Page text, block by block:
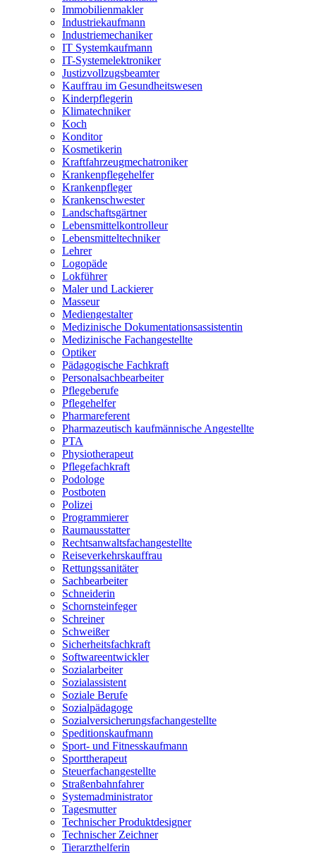
Immobilienmakler
Industriekaufmann
Industriemechaniker
IT Systemkaufmann
IT-Systemelektroniker
Justizvollzugsbeamter
Kauffrau im Gesundheitswesen
Kinderpflegerin
Klimatechniker
Koch
Konditor
Kosmetikerin
Kraftfahrzeugmechatroniker
Krankenpflegehelfer
Krankenpfleger
Krankenschwester
Landschaftsgärtner
Lebensmittelkontrolleur
Lebensmitteltechniker
Lehrer
Logopäde
Lokführer
Maler und Lackierer
Masseur
Mediengestalter
Medizinische Dokumentationsassistentin
Medizinische Fachangestellte
Optiker
Pädagogische Fachkraft
Personalsachbearbeiter
Pflegeberufe
Pflegehelfer
Pharmareferent
Pharmazeutisch kaufmännische Angestellte
PTA
Physiotherapeut
Pflegefachkraft
Podologe
Postboten
Polizei
Programmierer
Raumausstatter
Rechtsanwaltsfachangestellte
Reiseverkehrskauffrau
Rettungssanitäter
Sachbearbeiter
Schneiderin
Schornsteinfeger
Schreiner
Schweißer
Sicherheitsfachkraft
Softwareentwickler
Sozialarbeiter
Sozialassistent
Soziale Berufe
Sozialpädagoge
Sozialversicherungsfachangestellte
Speditionskaufmann
Sport- und Fitnesskaufmann
Sporttherapeut
Steuerfachangestellte
Straßenbahnfahrer
Systemadministrator
Tagesmutter
Technischer Produktdesigner
Technischer Zeichner
Tierarzthelferin